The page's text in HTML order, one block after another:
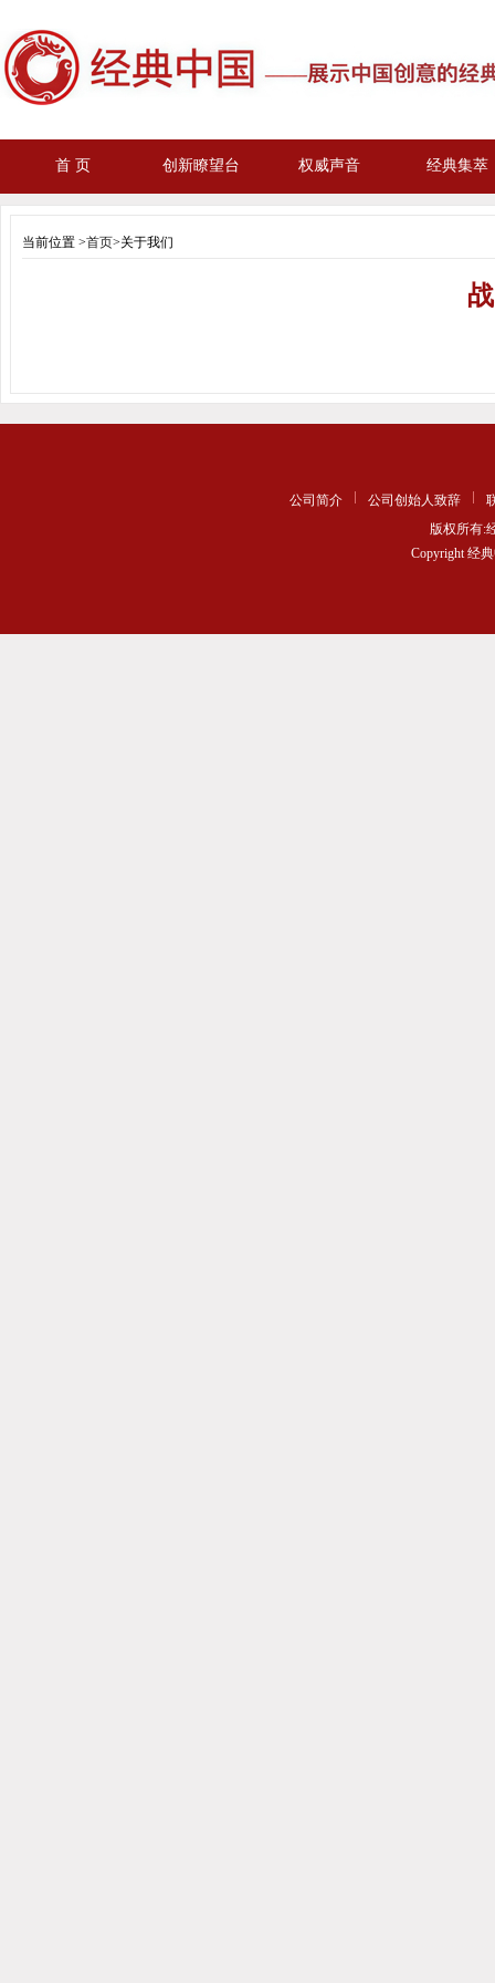
首 页 创新瞭望台 权威声音 经典集萃
当前位置 >首页>关于我们
公司简介 公司创始人致辞
版权所有:
Copyright 经